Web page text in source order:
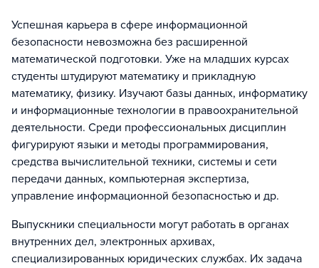
Успешная карьера в сфере информационной
безопасности невозможна без расширенной
математической подготовки. Уже на младших курсах
студенты штудируют математику и прикладную
математику, физику. Изучают базы данных, информатику
и информационные технологии в правоохранительной
деятельности. Среди профессиональных дисциплин
фигурируют языки и методы программирования,
средства вычислительной техники, системы и сети
передачи данных, компьютерная экспертиза,
управление информационной безопасностью и др.
Выпускники специальности могут работать в органах
внутренних дел, электронных архивах,
специализированных юридических службах. Их задача